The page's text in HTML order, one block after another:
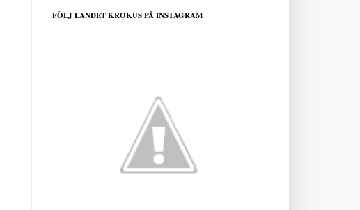
FÖLJ LANDET KROKUS PÅ INSTAGRAM